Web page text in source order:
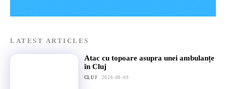
LATEST ARTICLES
Atac cu topoare asupra unei ambulanțe
în Cluj
CLUJ 2026-08-09